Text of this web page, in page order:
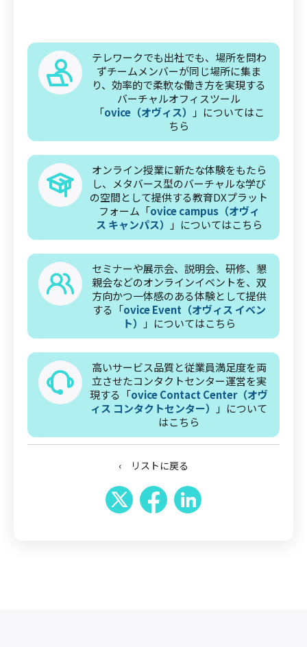
テレワークでも出社でも、場所を問わ
ずチームメンバーが同じ場所に集ま
り、効率的で柔軟な働き方を実現する
バーチャルオフィスツール
「ovice（オヴィス）
」についてはこ
ちら
オンライン授業に新たな体験をもたら
し、メタバース型のバーチャルな学び
の空間として提供する教育DXプラット
フォーム「ovice campus（オヴィ
ス キャンパス）
」についてはこちら
セミナーや展示会、説明会、研修、懇
親会などのオンラインイベントを、双
方向かつ一体感のある体験として提供
する「ovice Event（オヴィス イベン
ト）
」についてはこちら
高いサービス品質と従業員満足度を両
立させたコンタクトセンター運営を実
現する「ovice Contact Center（オヴ
ィス コンタクトセンター）
」について
はこちら
‹ リストに戻る